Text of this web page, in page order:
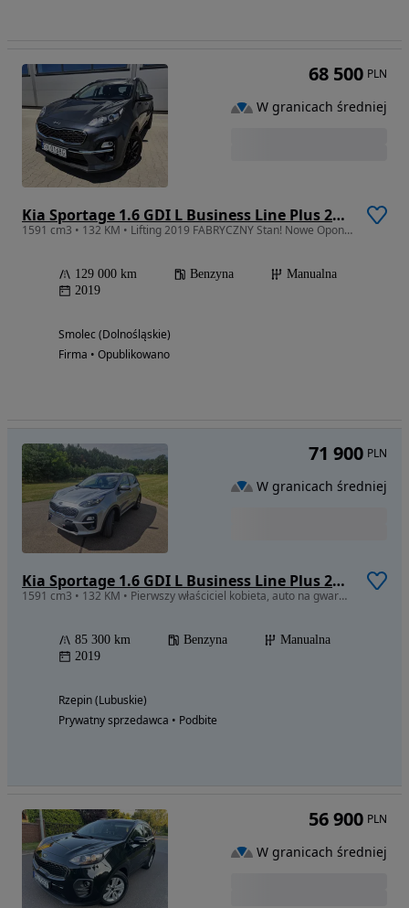
Kia Sportage 1.6 GDI L Business Line Plus 2WD
1591 cm3 • 132 KM • Lifting 2019 FABRYCZNY Stan! Nowe Opony! Nawigacja Kamera PDC
129 000 km Benzyna
Manualna
2019
Smolec (Dolnośląskie)
Firma • Opublikowano
68 500 PLN
W granicach średniej
Kia Sportage 1.6 GDI L Business Line Plus 2WD
1591 cm3 • 132 KM • Pierwszy właściciel kobieta, auto na gwarancji, bardzo zadbane, mały p
85 300 km Benzyna
Manualna
2019
Rzepin (Lubuskie)
Prywatny sprzedawca • Podbite
71 900 PLN
W granicach średniej
56 900 PLN
W granicach średniej